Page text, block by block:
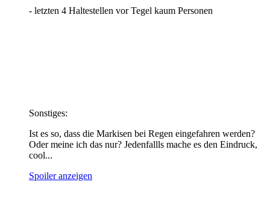
- letzten 4 Haltestellen vor Tegel kaum Personen
Sonstiges:
Ist es so, dass die Markisen bei Regen eingefahren werden?
Oder meine ich das nur? Jedenfallls mache es den Eindruck,
cool...
Spoiler anzeigen